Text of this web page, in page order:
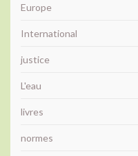
Europe
International
justice
L'eau
livres
normes